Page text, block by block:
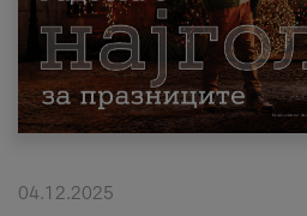
Приватни Деловни
Поддршка
Надополни кредит
04.12.2025